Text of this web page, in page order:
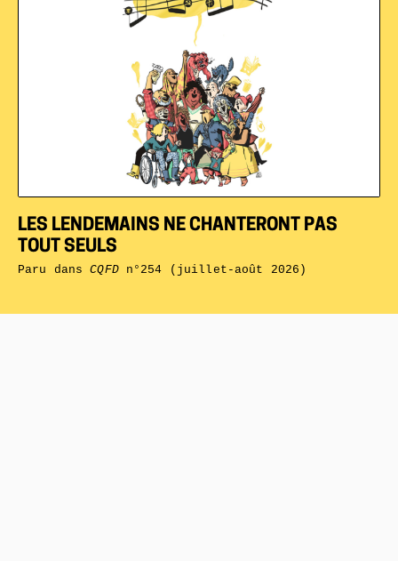
LES LENDEMAINS NE CHANTERONT PAS
TOUT SEULS
Paru dansCQFDn°254 (juillet-août 2026)